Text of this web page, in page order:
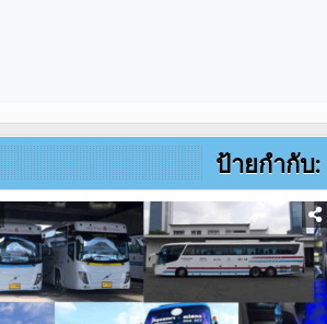
ป้ายกำกับ: